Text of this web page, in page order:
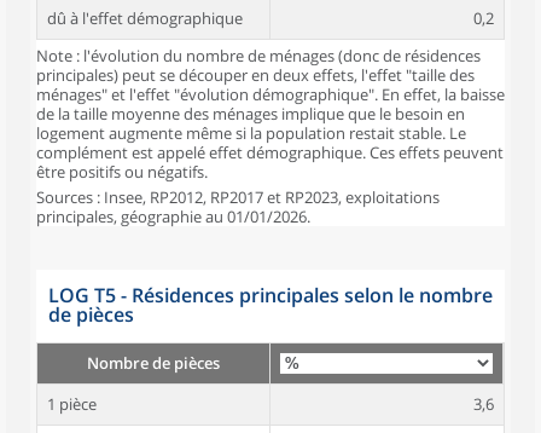
dû à l'effet démographique
0,2
Note : l'évolution du nombre de ménages (donc de résidences
principales) peut se découper en deux effets, l'effet "taille des
ménages" et l'effet "évolution démographique". En effet, la baisse
de la taille moyenne des ménages implique que le besoin en
logement augmente même si la population restait stable. Le
complément est appelé effet démographique. Ces effets peuvent
être positifs ou négatifs.
Sources : Insee, RP2012, RP2017 et RP2023, exploitations
principales, géographie au 01/01/2026.
LOG T5 - Résidences principales selon le nombre
de pièces
Nombre de pièces
1 pièce
3,6